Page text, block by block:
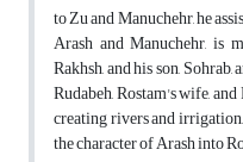
to Zu and Manuchehr, he
Arash and Manuchehr, is
Rakhsh, and his son,
Rudabeh, Rostam's wife,
creating rivers and
the character of Arash into